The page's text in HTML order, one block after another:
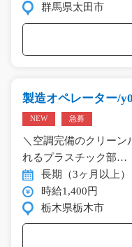
群馬県太田市
製造オペレーター/
NEW 急募
＼空調完備のクリーン
れるプラスチック部…
長期（3ヶ月以上）
時給1,400円
栃木県栃木市